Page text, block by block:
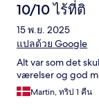
10/10 ไร้ที่ติ
15 พ.ย. 2025
แปลด้วย Google
Alt var som det
værelser og god
Martin, ทริป 1 คืน